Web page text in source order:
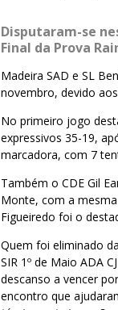
Disputaram-se
Final da Prova
Madeira SAD e SL
novembro, devido
No primeiro jogo
expressivos 35-19,
marcadora, com 7
Também o CDE Gil
Monte, com a
Figueiredo foi o
Quem foi eliminado
SIR 1º de Maio ADA
descanso a vencer
encontro que